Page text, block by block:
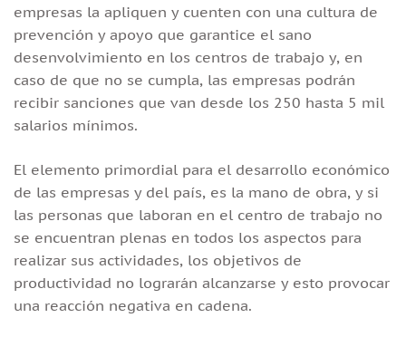
empresas la apliquen y cuenten con una cultura de
prevención y apoyo que garantice el sano
desenvolvimiento en los centros de trabajo y, en
caso de que no se cumpla, las empresas podrán
recibir sanciones que van desde los 250 hasta 5 mil
salarios mínimos.
El elemento primordial para el desarrollo económico
de las empresas y del país, es la mano de obra, y si
las personas que laboran en el centro de trabajo no
se encuentran plenas en todos los aspectos para
realizar sus actividades, los objetivos de
productividad no lograrán alcanzarse y esto provocar
una reacción negativa en cadena.